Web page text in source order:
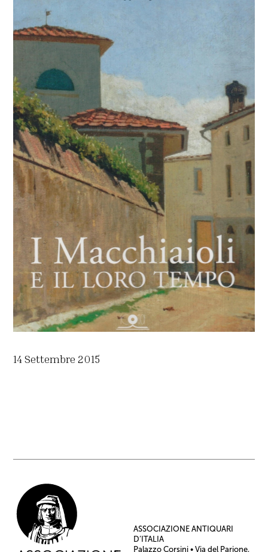
14 Settembre 2015
ASSOCIAZIONE ANTIQUARI
D’ITALIA
Palazzo Corsini • Via del Parione,